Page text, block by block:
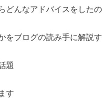
どんなアドバイスをしたの
をブログの読み手に解説す
題
す